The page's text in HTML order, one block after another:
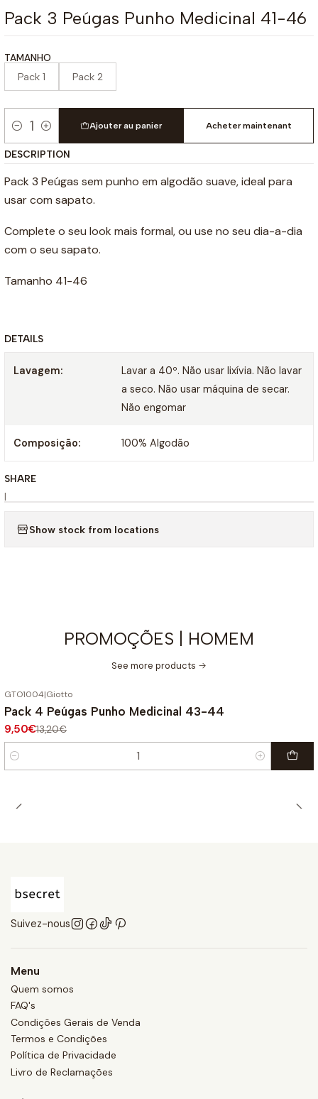
Pack 3 Peúgas Punho Medicinal 41-46
TAMANHO
Pack 1 Pack 2
Quantité
Ajouter au panier Acheter maintenant
DESCRIPTION
Pack 3 Peúgas sem punho em algodão suave, ideal para
usar com sapato.
Complete o seu look mais formal, ou use no seu dia-a-dia
com o seu sapato.
Tamanho 41-46
DETAILS
Lavagem:
Lavar a 40º. Não usar lixívia. Não lavar
a seco. Não usar máquina de secar.
Não engomar
Composição: 100% Algodão
SHARE
|
Show stock from locations
PROMOÇÕES | HOMEM
See more products
OFF
GTO1004|Giotto
Pack 4 Peúgas Punho Medicinal 43-44
9,50€13,20€
Quantité
Suivez-nous
Menu
Quem somos
FAQ's
Condições Gerais de Venda
Termos e Condições
Política de Privacidade
Livro de Reclamações